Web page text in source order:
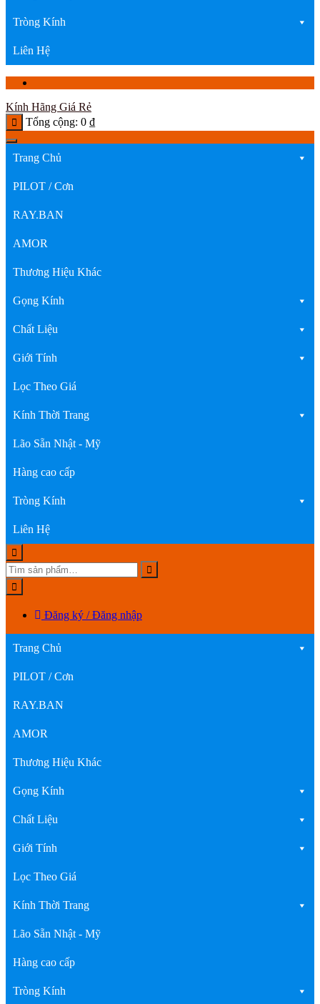
Tròng Kính
Liên Hệ
Kính Hãng Giá Rẻ
Tổng cộng: 0 ₫
Trang Chủ
PILOT / Cơn
RAY.BAN
AMOR
Thương Hiệu Khác
Gọng Kính
Chất Liệu
Giới Tính
Lọc Theo Giá
Kính Thời Trang
Lão Sẵn Nhật - Mỹ
Hàng cao cấp
Tròng Kính
Liên Hệ
Đăng ký / Đăng nhập
Trang Chủ
PILOT / Cơn
RAY.BAN
AMOR
Thương Hiệu Khác
Gọng Kính
Chất Liệu
Giới Tính
Lọc Theo Giá
Kính Thời Trang
Lão Sẵn Nhật - Mỹ
Hàng cao cấp
Tròng Kính